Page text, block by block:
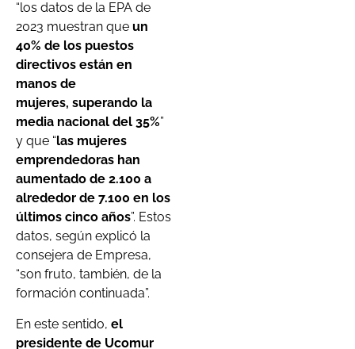
“los datos de la EPA de
2023 muestran que un
40% de los puestos
directivos están en
manos de
mujeres, superando la
media nacional del 35%”
y que “las mujeres
emprendedoras han
aumentado de 2.100 a
alrededor de 7.100 en los
últimos cinco años”. Estos
datos, según explicó la
consejera de Empresa,
“son fruto, también, de la
formación continuada”.
En este sentido, el
presidente de Ucomur